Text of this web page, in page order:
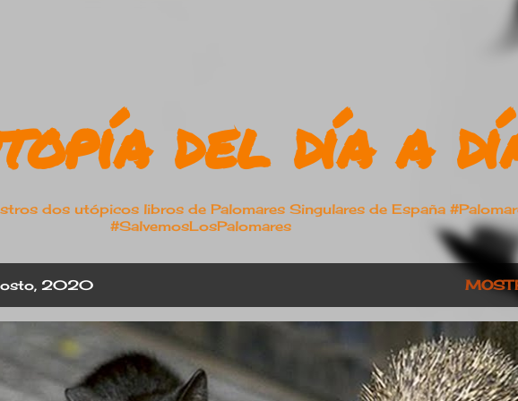
del día a
dos utópicos libros de Palomares Singulares de España
#SalvemosLosPalomares
2020